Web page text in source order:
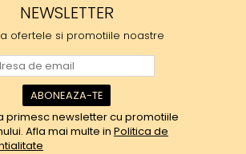
NEWSLETTER
ofertele si promotiile noastre
primesc newsletter cu promotiile
Afla mai multe in Politica de